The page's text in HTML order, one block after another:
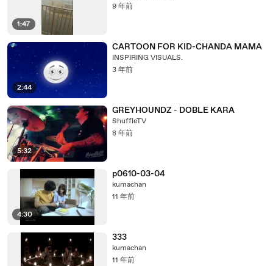
1:47
9 年前
2:44
CARTOON FOR KID-CHANDA MAMA
INSPIRING VISUALS.
3 年前
5:32
GREYHOUNDZ - DOBLE KARA
ShuffleTV
8 年前
4:30
p0610-03-04
kumachan
11 年前
333
kumachan
11 年前